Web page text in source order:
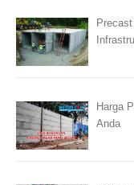
Harga
Anda